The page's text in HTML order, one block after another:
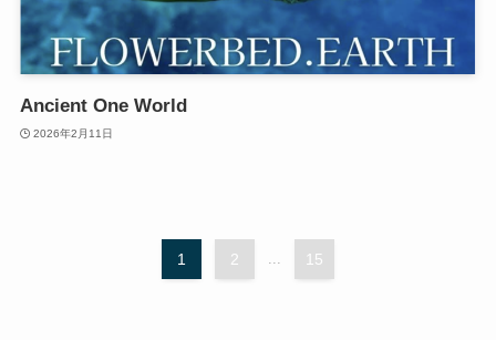
Ancient One World
2026年2月11日
1 2 15